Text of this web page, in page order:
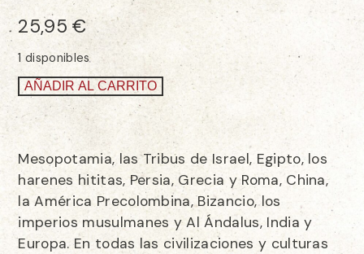
25,95€
1 disponibles
AÑADIR AL CARRITO
Mesopotamia, las Tribus de Israel, Egipto, los
harenes hititas, Persia, Grecia y Roma, China,
la América Precolombina, Bizancio, los
imperios musulmanes y Al Ándalus, India y
Europa. En todas las civilizaciones y culturas